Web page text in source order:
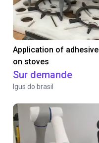
Application of adhesive
on stoves
Sur demande
Igus do brasil